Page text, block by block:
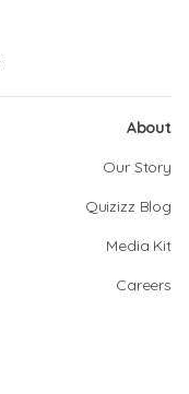
About
Our Story
Quizizz Blog
Media Kit
Careers